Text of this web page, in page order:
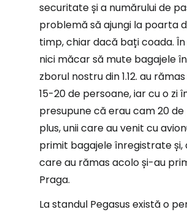
securitate și a numărului de
problemă să ajungi la poarta
timp, chiar dacă bați coada.
nici măcar să mute bagajele
zborul nostru din 1.12. au
15-20 de persoane, iar cu o zi
presupune că erau cam 20 de
plus, unii care au venit cu
primit bagajele înregistrate și,
care au rămas acolo și-au
Praga.
La standul Pegasus există o